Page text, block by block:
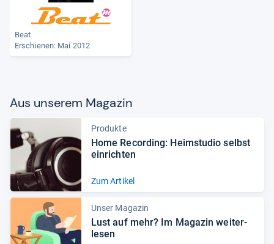
Beat
Erschienen: Mai 2012
Aus unse­rem Maga­zin
Produkte
Home Recor­ding: Heim­stu­dio selbst
ein­rich­ten
Zum Artikel
Unser Magazin
Lust auf mehr? Im Maga­zin wei­ter­
le­sen